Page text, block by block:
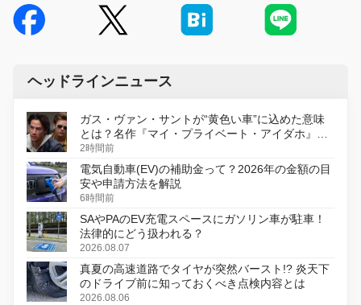
ヘッドラインニュース
ガス・ヴァン・サントが“黄色い車”に込めた意味
とは？名作『マイ・プライベート・アイダホ』が
初のデジタルリマスター版で復活
2時間前
電気自動車(EV)の補助金って？2026年の金額の目
安や申請方法を解説
6時間前
SAやPAのEV充電スペースにガソリン車が駐車！
法律的にどう扱われる？
2026.08.07
真夏の高速道路でタイヤが突然バースト!? 炎天下
のドライブ前に知っておくべき点検内容とは
2026.08.06